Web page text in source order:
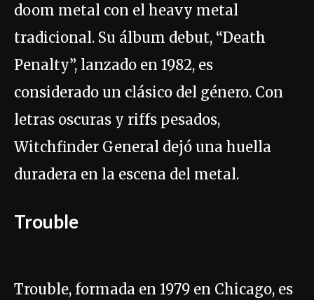
doom metal con el heavy metal
tradicional. Su álbum debut, “Death
Penalty”, lanzado en 1982, es
considerado un clásico del género. Con
letras oscuras y riffs pesados,
Witchfinder General dejó una huella
duradera en la escena del metal.
Trouble
Trouble, formada en 1979 en Chicago, es